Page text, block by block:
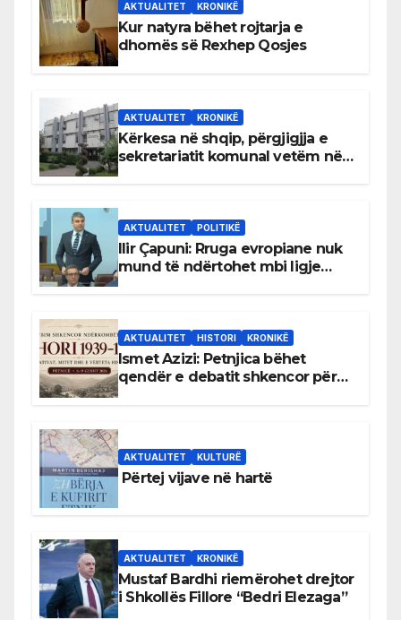
AKTUALITET KRONIKË
Kur natyra bëhet rojtarja e
dhomës së Rexhep Qosjes
AKTUALITET KRONIKË
Kërkesa në shqip, përgjigjja e
sekretariatit komunal vetëm në
AKTUALITET POLITIKË
Ilir Çapuni: Rruga evropiane nuk
mund të ndërtohet mbi ligje
AKTUALITET HISTORI KRONIKË
Ismet Azizi: Petnjica bëhet
qendër e debatit shkencor për
AKTUALITET KULTURË
Përtej vijave në hartë
AKTUALITET KRONIKË
Mustaf Bardhi riemërohet drejtor
i Shkollës Fillore “Bedri Elezaga”